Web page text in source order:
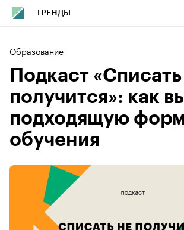
ТРЕНДЫ
Образование
Подкаст
получится»: как
подходящую
обучения